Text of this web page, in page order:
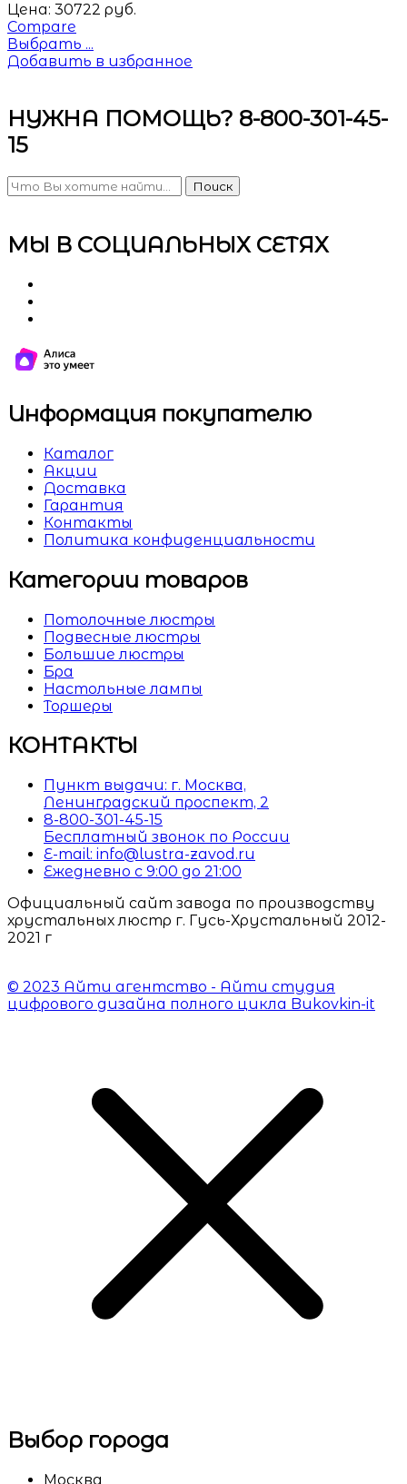
Цена: 30722 руб.
Compare
Выбрать ...
Добавить в избранное
НУЖНА ПОМОЩЬ? 8-800-301-45-
15
Поиск
МЫ В СОЦИАЛЬНЫХ СЕТЯХ
Информация покупателю
Каталог
Акции
Доставка
Гарантия
Контакты
Политика конфиденциальности
Категории товаров
Потолочные люстры
Подвесные люстры
Большие люстры
Бра
Настольные лампы
Торшеры
КОНТАКТЫ
Пункт выдачи: г. Москва,
Ленинградский проспект, 2
8-800-301-45-15
Бесплатный звонок по России
E-mail: info@lustra-zavod.ru
Ежедневно с 9:00 до 21:00
Официальный сайт завода по производству
хрустальных люстр г. Гусь-Хрустальный 2012-
2021 г
© 2023 Айти агентство - Айти студия
цифрового дизайна полного цикла Bukovkin-it
Выбор города
Москва